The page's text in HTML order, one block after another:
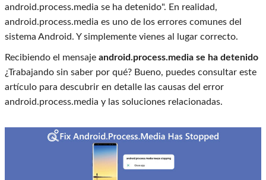
android.process.media se ha detenido". En realidad,
android.process.media es uno de los errores comunes del
sistema Android. Y simplemente vienes al lugar correcto.
Recibiendo el mensaje android.process.media se ha detenido
¿Trabajando sin saber por qué? Bueno, puedes consultar este
artículo para descubrir en detalle las causas del error
android.process.media y las soluciones relacionadas.